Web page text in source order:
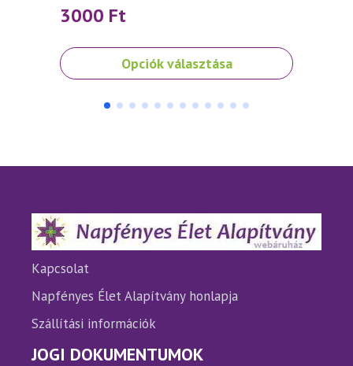
3000 Ft
Opciók választása
Ennek
a
A
termékoldalon
választhatók
ki
A
ki
Kapcsolat
Napfényes Élet Alapítvány honlapja
Szállítási információk
JOGI DOKUMENTUMOK